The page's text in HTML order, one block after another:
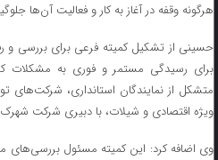
هرگونه وقفه در آغاز به کار و فعالیت آن‌ها
حسینی از تشکیل کمیته فرعی برای بررسی و
برای رسیدگی مستمر و فوری به مشکلات
متشکل از نمایندگان استانداری، شرکت‌های
ویژه اقتصادی و شیلات، با دبیری شرکت
وی اضافه کرد: این کمیته مسئول بررسی‌های